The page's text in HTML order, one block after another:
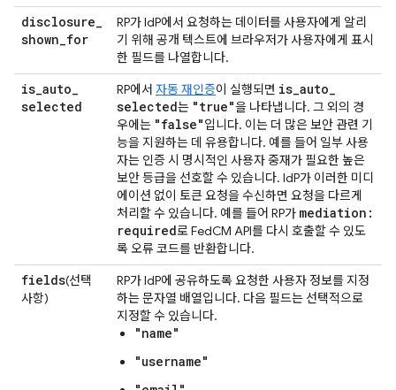
disclosure_
shown_for
RP가 IdP에서 요청하는 데이터를 사용자에게 알리
기 위해 공개 텍스트에 브라우저가 사용자에게 표시
한 필드를 나열합니다.
is_auto_
selected
RP에서 자동 재인증이 실행되면 is_auto_
selected는 "true"을 나타냅니다. 그 외의 경
우에는 "false"입니다. 이는 더 많은 보안 관련 기
능을 지원하는 데 유용합니다. 예를 들어 일부 사용
자는 인증 시 명시적인 사용자 중재가 필요한 높은
보안 등급을 선호할 수 있습니다. IdP가 이러한 미디
에이션 없이 토큰 요청을 수신하면 요청을 다르게
처리할 수 있습니다. 예를 들어 RP가 mediation:
required로 FedCM API를 다시 호출할 수 있도
록 오류 코드를 반환합니다.
fields(선택
사항)
RP가 IdP에 공유하도록 요청한 사용자 정보를 지정
하는 문자열 배열입니다. 다음 필드는 선택적으로
지정할 수 있습니다.
"name"
"username"